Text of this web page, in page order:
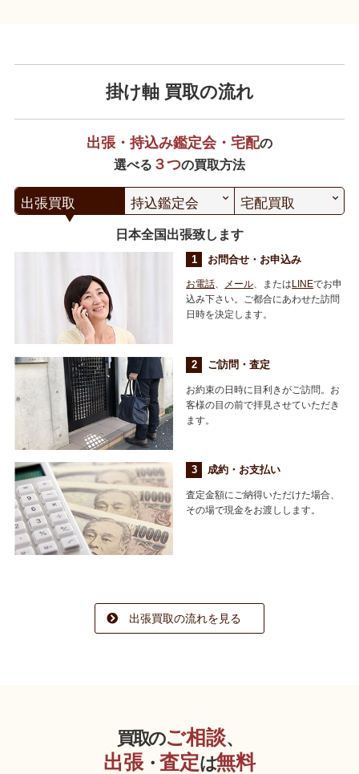
掛け軸 買取の流れ
出張・持込み鑑定会・宅配の
選べる ３つの買取方法
出張買取 持込鑑定会 宅配買取
日本全国出張致します
お問合せ・お申込み
お電話、 メール、または LINEでお申
込み下さい。ご都合にあわせた訪問
日時を決定します。
ご訪問・査定
お約束の日時に目利きがご訪問。お
客様の目の前で拝見させていただき
ます。
成約・お支払い
査定金額にご納得いただけた場合、
その場で現金をお渡しします。
出張買取の流れを見る
買取のご相談、
出張・ 査定は無料